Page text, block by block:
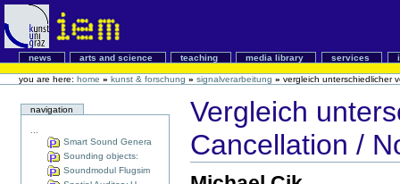
news arts and science teaching media library services
you are here: home » kunst & forschung » signalverarbeitung » vergleich unterschiedlicher
navigation
Smart Sound Genera
Sounding objects:
Soundmodul Flugsim
Vergleich
Cancellation /